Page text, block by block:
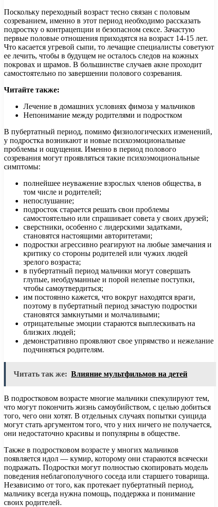
Поскольку переходный возраст тесно связан с половым
созреванием, именно в этот период необходимо рассказать
подростку о контрацепции и безопасном сексе. Зачастую
первые половые отношения приходятся на возраст 14-15 лет.
Что касается угревой сыпи, то лечащие специалисты советуют
ее лечить, чтобы в будущем не осталось следов на кожных
покровах и шрамов. В большинстве случаев акне проходит
самостоятельно по завершении полового созревания.
Читайте также:
Лечение в домашних условиях фимоза у мальчиков
Непонимание между родителями и подростком
В пубертатный период, помимо физиологических изменений,
у подростка возникают и новые психоэмоциональные
проблемы и ощущения. Именно в период полового
созревания могут проявляться такие психоэмоциональные
симптомы:
полнейшее неуважение взрослых членов общества, в
том числе и родителей;
непослушание;
подросток старается решать свои проблемы
самостоятельно или спрашивает совета у своих друзей;
сверстники, особенно с лидерскими задатками,
становятся настоящими авторитетами;
подростки агрессивно реагируют на любые замечания и
критику со стороны родителей или чужих людей
зрелого возраста;
в пубертатный период мальчики могут совершать
глупые, необдуманные и порой нелепые поступки,
чтобы самоутвердиться;
им постоянно кажется, что вокруг находятся враги,
поэтому в пубертатный период зачастую подростки
становятся замкнутыми и молчаливыми;
отрицательные эмоции стараются выплескивать на
близких людей;
демонстративно проявляют свое упрямство и нежелание
подчиняться родителям.
Читать так же: Влияние мультфильмов на детей
В подростковом возрасте многие мальчики спекулируют тем,
что могут покончить жизнь самоубийством, с целью добиться
того, чего они хотят. В отдельных случаях попытки суицида
могут стать аргументом того, что у них ничего не получается,
они недостаточно красивы и популярны в обществе.
Также в подростковом возрасте у многих мальчиков
появляется идол — кумир, которому они стараются всячески
подражать. Подростки могут полностью скопировать модель
поведения неблагополучного соседа или старшего товарища.
Независимо от того, как протекает пубертатный период,
мальчику всегда нужна помощь, поддержка и понимание
своих родителей.